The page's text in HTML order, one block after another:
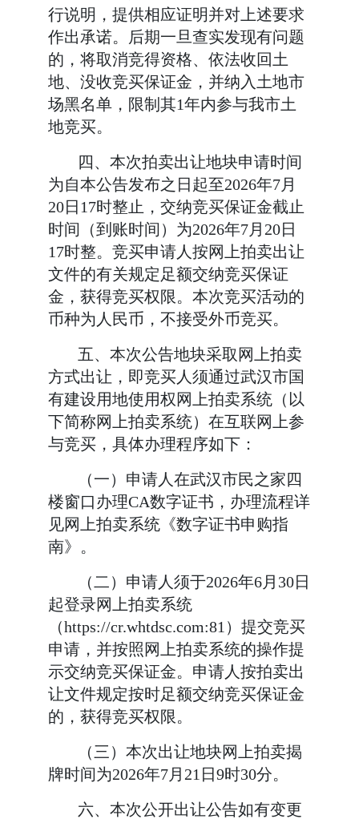
行说明，提供相应证明并对上述要求
作出承诺。后期一旦查实发现有问题
的，将取消竞得资格、依法收回土
地、没收竞买保证金，并纳入土地市
场黑名单，限制其1年内参与我市土
地竞买。
四、本次拍卖出让地块申请时间
为自本公告发布之日起至2026年7月
20日17时整止，交纳竞买保证金截止
时间（到账时间）为2026年7月20日
17时整。竞买申请人按网上拍卖出让
文件的有关规定足额交纳竞买保证
金，获得竞买权限。本次竞买活动的
币种为人民币，不接受外币竞买。
五、本次公告地块采取网上拍卖
方式出让，即竞买人须通过武汉市国
有建设用地使用权网上拍卖系统（以
下简称网上拍卖系统）在互联网上参
与竞买，具体办理程序如下：
（一）申请人在武汉市民之家四
楼窗口办理CA数字证书，办理流程详
见网上拍卖系统《数字证书申购指
南》。
（二）申请人须于2026年6月30日
起登录网上拍卖系统
（https://cr.whtdsc.com:81）提交竞买
申请，并按照网上拍卖系统的操作提
示交纳竞买保证金。申请人按拍卖出
让文件规定按时足额交纳竞买保证金
的，获得竞买权限。
（三）本次出让地块网上拍卖揭
牌时间为2026年7月21日9时30分。
六、本次公开出让公告如有变更